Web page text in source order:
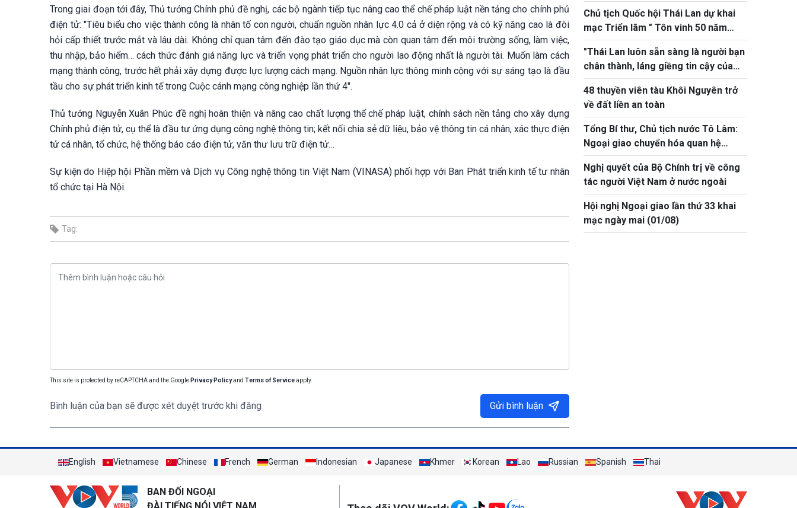
Trong giai đoạn tới đây, Thủ tướng Chính phủ đề nghị, các bộ ngành tiếp tục nâng cao thể chế pháp luật nền tảng cho chính phủ
điện tử: "Tiêu biểu cho việc thành công là nhân tố con người, chuẩn nguồn nhân lực 4.0 cả ở diện rộng và có kỹ năng cao là đòi
hỏi cấp thiết trước mắt và lâu dài. Không chỉ quan tâm đến đào tạo giáo dục mà còn quan tâm đến môi trường sống, làm việc,
thu nhập, bảo hiểm… cách thức đánh giá năng lực và triển vọng phát triển cho người lao động nhất là người tài. Muốn làm cách
mạng thành công, trước hết phải xây dựng được lực lượng cách mạng. Nguồn nhân lực thông minh cộng với sự sáng tạo là đầu
tầu cho sự phát triển kinh tế trong Cuộc cánh mạng công nghiệp lần thứ 4".
Thủ tướng Nguyễn Xuân Phúc đề nghị hoàn thiện và nâng cao chất lượng thể chế pháp luật, chính sách nền tảng cho xây dựng
Chính phủ điện tử, cụ thể là đầu tư ứng dụng công nghệ thông tin; kết nối chia sẻ dữ liệu, bảo vệ thông tin cá nhân, xác thực điện
tử cá nhân, tổ chức, hệ thống báo cáo điện tử, văn thư lưu trữ điện tử…
Sự kiện do Hiệp hội Phần mềm và Dịch vụ Công nghệ thông tin Việt Nam (VINASA) phối hợp với Ban Phát triển kinh tế tư nhân
tổ chức tại Hà Nội.
Tag:
This site is protected by reCAPTCHA and the Google Privacy Policyand Terms of Serviceapply.
Bình luận của bạn sẽ được xét duyệt trước khi đăng Gửi bình luận
Chủ tịch Quốc hội Thái Lan dự khai
mạc Triển lãm " Tôn vinh 50 năm
quan hệ ngoại giao Việt Nam - Thái
Lan"
"Thái Lan luôn sẵn sàng là người bạn
chân thành, láng giềng tin cậy của
Việt Nam"
48 thuyền viên tàu Khôi Nguyên trở
về đất liền an toàn
Tổng Bí thư, Chủ tịch nước Tô Lâm:
Ngoại giao chuyển hóa quan hệ
thành nguồn lực phát triển thực chất
Nghị quyết của Bộ Chính trị về công
tác người Việt Nam ở nước ngoài
Hội nghị Ngoại giao lần thứ 33 khai
mạc ngày mai (01/08)
English Vietnamese Chinese French German Indonesian Japanese Khmer Korean Lao Russian Spanish Thai
BAN ĐỐI NGOẠI